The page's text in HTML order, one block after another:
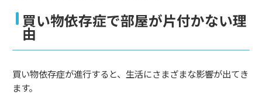
買い物依存症で部屋が片付かない理
由
買い物依存症が進行すると、生活にさまざまな影響が出てき
ます。